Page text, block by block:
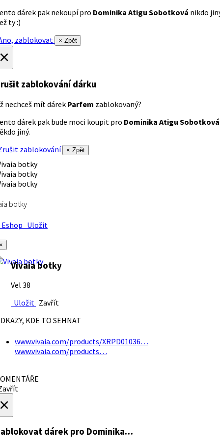
dárek pak nekoupí pro Dominika Atigu Sobotková nikdo
ty :)
zablokovat
× Zpět
zablokování dárku
nechceš mít dárek Parfem zablokovaný?
dárek pak bude moci koupit pro Dominika Atigu Sobotková
jiný.
zablokování
× Zpět
botky
Uložit
Vivaia botky
Vel 38
Uložit Zavřít
KDE TO SEHNAT
www.vivaia.com/products/XRPD01036…
www.vivaia.com/products…
dárek pro Dominika…